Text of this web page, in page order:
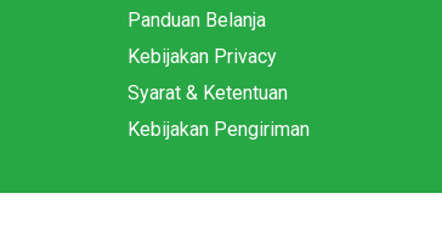
Panduan Belanja
Kebijakan Privacy
Syarat & Ketentuan
Kebijakan Pengiriman